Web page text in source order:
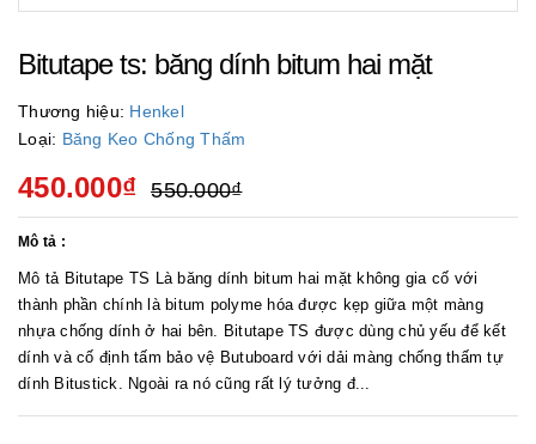
Bitutape ts: băng dính bitum hai mặt
Thương hiệu: Henkel
Loại: Băng Keo Chống Thấm
450.000₫ 550.000₫
Mô tả :
Mô tả Bitutape TS Là băng dính bitum hai mặt không gia cố với
thành phần chính là bitum polyme hóa được kẹp giữa một màng
nhựa chống dính ở hai bên. Bitutape TS được dùng chủ yếu để kết
dính và cố định tấm bảo vệ Butuboard với dải màng chống thấm tự
dính Bitustick. Ngoài ra nó cũng rất lý tưởng đ...